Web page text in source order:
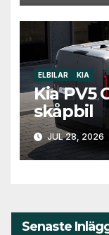
ELBILAR KIA
Kia PV5
skåpbil
JUL 28, 2026
Senaste